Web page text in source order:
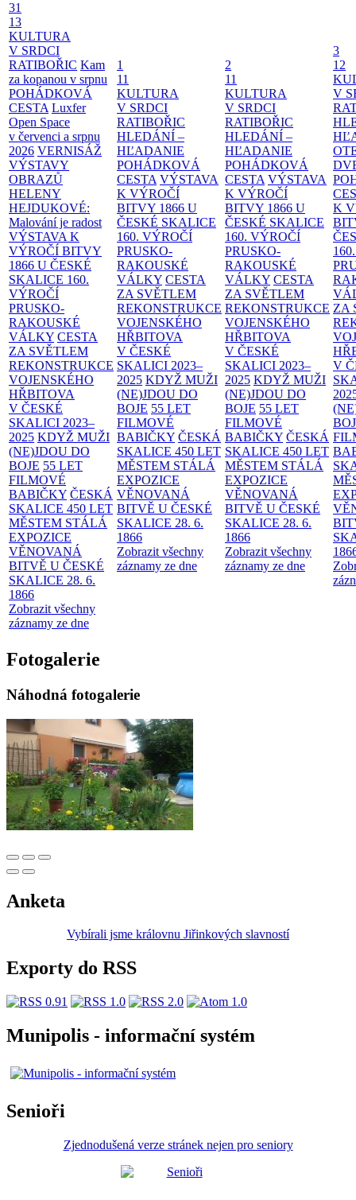
31
13
KULTURA
V SRDCI
RATIBOŘIC Kam
za kopanou v srpnu
POHÁDKOVÁ
CESTA Luxfer
Open Space
v červenci a srpnu
2026 VERNISÁŽ
VÝSTAVY
OBRAZŮ
HELENY
HEJDUKOVÉ:
Malování je radost
VÝSTAVA K
VÝROČÍ BITVY
1866 U ČESKÉ
SKALICE 160.
VÝROČÍ
PRUSKO-
RAKOUSKÉ
VÁLKY CESTA
ZA SVĚTLEM
REKONSTRUKCE
VOJENSKÉHO
HŘBITOVA
V ČESKÉ
SKALICI 2023–
2025 KDYŽ MUŽI
(NE)JDOU DO
BOJE 55 LET
FILMOVÉ
BABIČKY ČESKÁ
SKALICE 450 LET
MĚSTEM STÁLÁ
EXPOZICE
VĚNOVANÁ
BITVĚ U ČESKÉ
SKALICE 28. 6.
1866
Zobrazit všechny
záznamy ze dne
1
11
KULTURA
V SRDCI
RATIBOŘIC
HLEDÁNÍ –
HĽADANIE
POHÁDKOVÁ
CESTA VÝSTAVA
K VÝROČÍ
BITVY 1866 U
ČESKÉ SKALICE
160. VÝROČÍ
PRUSKO-
RAKOUSKÉ
VÁLKY CESTA
ZA SVĚTLEM
REKONSTRUKCE
VOJENSKÉHO
HŘBITOVA
V ČESKÉ
SKALICI 2023–
2025 KDYŽ MUŽI
(NE)JDOU DO
BOJE 55 LET
FILMOVÉ
BABIČKY ČESKÁ
SKALICE 450 LET
MĚSTEM STÁLÁ
EXPOZICE
VĚNOVANÁ
BITVĚ U ČESKÉ
SKALICE 28. 6.
1866
Zobrazit všechny
záznamy ze dne
2
11
KULTURA
V SRDCI
RATIBOŘIC
HLEDÁNÍ –
HĽADANIE
POHÁDKOVÁ
CESTA VÝSTAVA
K VÝROČÍ
BITVY 1866 U
ČESKÉ SKALICE
160. VÝROČÍ
PRUSKO-
RAKOUSKÉ
VÁLKY CESTA
ZA SVĚTLEM
REKONSTRUKCE
VOJENSKÉHO
HŘBITOVA
V ČESKÉ
SKALICI 2023–
2025 KDYŽ MUŽI
(NE)JDOU DO
BOJE 55 LET
FILMOVÉ
BABIČKY ČESKÁ
SKALICE 450 LET
MĚSTEM STÁLÁ
EXPOZICE
VĚNOVANÁ
BITVĚ U ČESKÉ
SKALICE 28. 6.
1866
Zobrazit všechny
záznamy ze dne
3
12
V
K
ZA
V
Fotogalerie
Náhodná fotogalerie
Anketa
Vybírali jsme královnu Jiřinkových slavností
Exporty do RSS
Munipolis - informační systém
Senioři
Zjednodušená verze stránek nejen pro seniory